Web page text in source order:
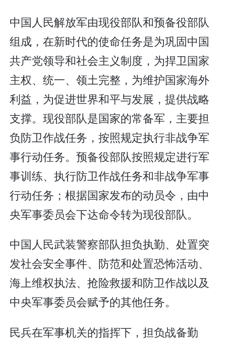
中国人民解放军由现役部队和预备役部队
组成，在新时代的使命任务是为巩固中国
共产党领导和社会主义制度，为捍卫国家
主权、统一、领土完整，为维护国家海外
利益，为促进世界和平与发展，提供战略
支撑。现役部队是国家的常备军，主要担
负防卫作战任务，按照规定执行非战争军
事行动任务。预备役部队按照规定进行军
事训练、执行防卫作战任务和非战争军事
行动任务；根据国家发布的动员令，由中
央军事委员会下达命令转为现役部队。
中国人民武装警察部队担负执勤、处置突
发社会安全事件、防范和处置恐怖活动、
海上维权执法、抢险救援和防卫作战以及
中央军事委员会赋予的其他任务。
民兵在军事机关的指挥下，担负战备勤